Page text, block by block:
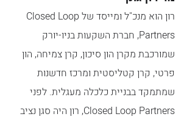
רון הוא מנכ"ל ומייסד של Closed Loop
Partners, חברת השקעות בניו-יורק
שמורכבת מקרן הון סיכון, קרן צמיחה, הון
פרטי, קרן קטליסטית ומרכז חדשנות
שמתמקד בבניית כלכלה מעגלית. לפני
Closed Loop Partners, רון היה סגן נציב